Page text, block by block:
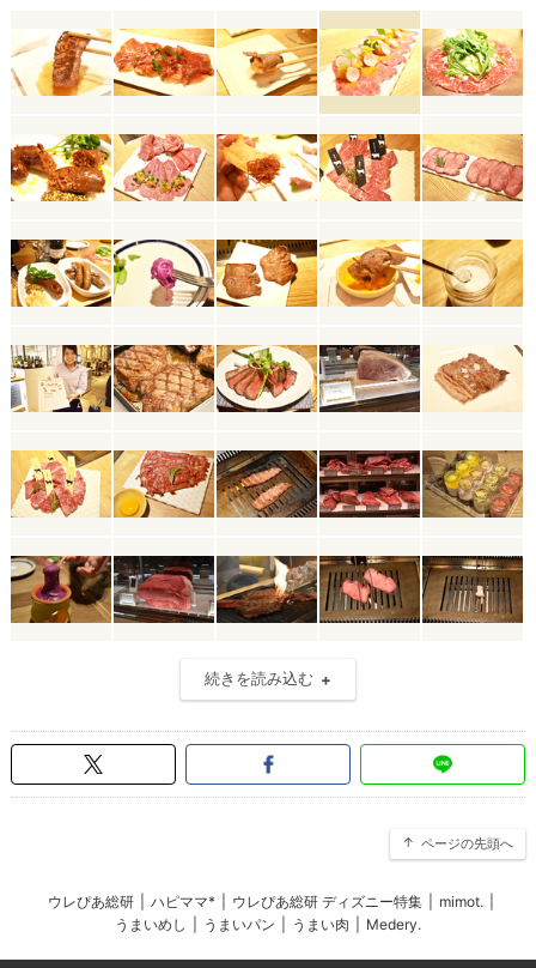
続きを読み込む
ページの先頭へ
ウレぴあ総研 ハピママ* ウレぴあ総研 ディズニー特集 mimot.
うまいめし
うまいパン うまい肉 Medery.